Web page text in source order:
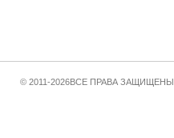
© 2011-2026ВСЕ ПРАВА ЗАЩИЩЕНЫ